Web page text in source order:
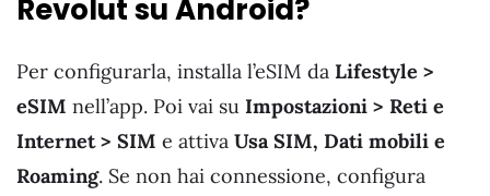
Revolut su Android?
Per configurarla, installa l’eSIM da Lifestyle >
eSIM nell’app. Poi vai su Impostazioni > Reti e
Internet > SIM e attiva Usa SIM, Dati mobili e
Roaming. Se non hai connessione, configura